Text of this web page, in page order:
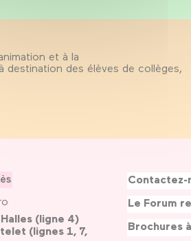
et à la
destination des élèves de collèges,
(ligne 4)
(lignes 1, 7,
Contactez-
Le Forum
Brochures